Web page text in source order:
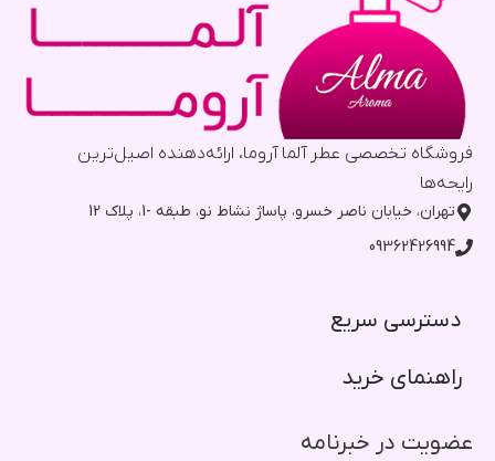
فروشگاه تخصصی عطر آلما آروما، ارائه‌دهنده اصیل‌ترین
رایحه‌ها
تهران، خیابان ناصر خسرو، پاساژ نشاط نو، طبقه -1، پلاک 12
09362426994
دسترسی سریع​
راهنمای خرید​
عضویت در خبرنامه